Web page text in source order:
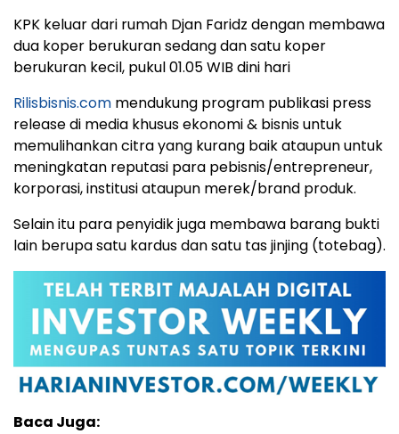
KPK keluar dari rumah Djan Faridz dengan membawa
dua koper berukuran sedang dan satu koper
berukuran kecil, pukul 01.05 WIB dini hari
Rilisbisnis.com mendukung program publikasi press
release di media khusus ekonomi & bisnis untuk
memulihankan citra yang kurang baik ataupun untuk
meningkatan reputasi para pebisnis/entrepreneur,
korporasi, institusi ataupun merek/brand produk.
Selain itu para penyidik juga membawa barang bukti
lain berupa satu kardus dan satu tas jinjing (totebag).
Baca Juga: